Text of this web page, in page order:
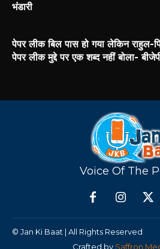
भंडारी
पेपर लीक बिल पास हो गया लेकिन
पेपर लीक मुद्दे पर एक शब्द नहीं बोला-
Voice Of The
© Jan Ki Baat | All Rights Reserved
Crafted by Saffron